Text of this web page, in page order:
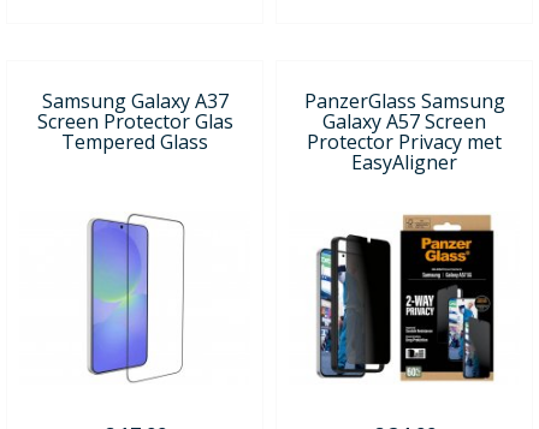
Samsung Galaxy A37
Screen Protector Glas
Tempered Glass
PanzerGlass Samsung
Galaxy A57 Screen
Protector Privacy met
EasyAligner